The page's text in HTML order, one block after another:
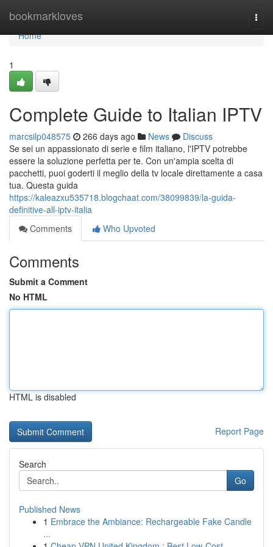
bookmarkloves
Home
Home
1
Complete Guide to Italian IPTV
marcsilp048575 266 days ago News
Discuss
Se sei un appassionato di serie e film italiano, l'IPTV potrebbe
essere la soluzione perfetta per te. Con un'ampia scelta di
pacchetti, puoi goderti il meglio della tv locale direttamente a casa
tua. Questa guida
https://kaleazxu535718.blogchaat.com/38099839/la-guida-
definitive-all-iptv-italia
Comments
Who Upvoted
Comments
Submit a Comment
No HTML
HTML is disabled
Report Page
Search
Go
Published News
1 Embrace the Ambiance: Rechargeable Fake Candle
...